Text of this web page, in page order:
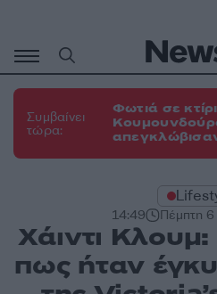
περιεχόμενο
Συμβαίνει
τώρα:
Φωτιά σε
14:49 Πέμπτη
Χάιντι
πως ήταν